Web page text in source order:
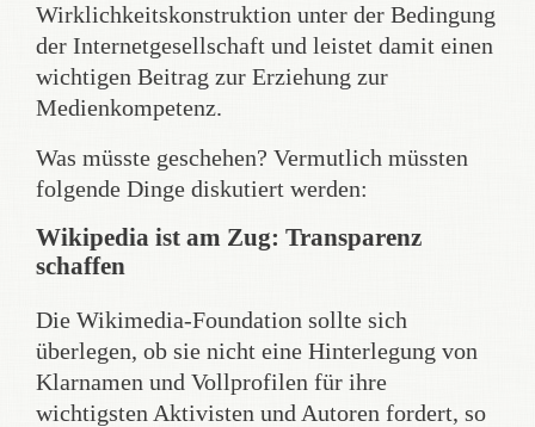
Wirklichkeitskonstruktion unter der Bedingung
der Internetgesellschaft und leistet damit einen
wichtigen Beitrag zur Erziehung zur
Medienkompetenz.
Was müsste geschehen? Vermutlich müssten
folgende Dinge diskutiert werden:
Wikipedia ist am Zug: Transparenz
schaffen
Die Wikimedia-Foundation sollte sich
überlegen, ob sie nicht eine Hinterlegung von
Klarnamen und Vollprofilen für ihre
wichtigsten Aktivisten und Autoren fordert, so